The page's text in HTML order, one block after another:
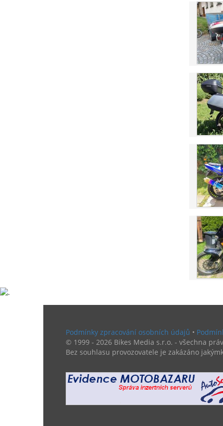
Podmínky zpracování osobních údajů •
© 1999 - 2026 Bikes Media s.r.o. - všechna
Bez souhlasu provozovatele je zakázáno